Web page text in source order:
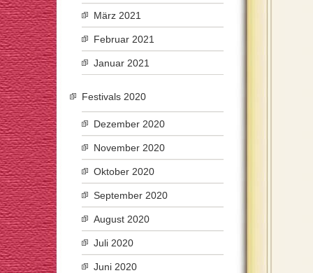
März 2021
Februar 2021
Januar 2021
Festivals 2020
Dezember 2020
November 2020
Oktober 2020
September 2020
August 2020
Juli 2020
Juni 2020